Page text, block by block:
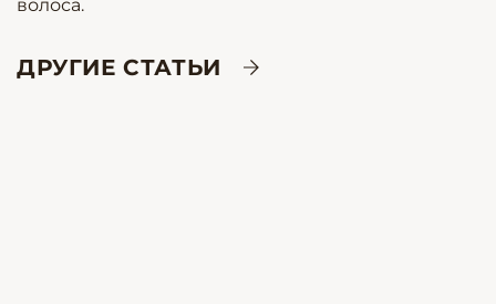
волоса.
ДРУГИЕ СТАТЬИ